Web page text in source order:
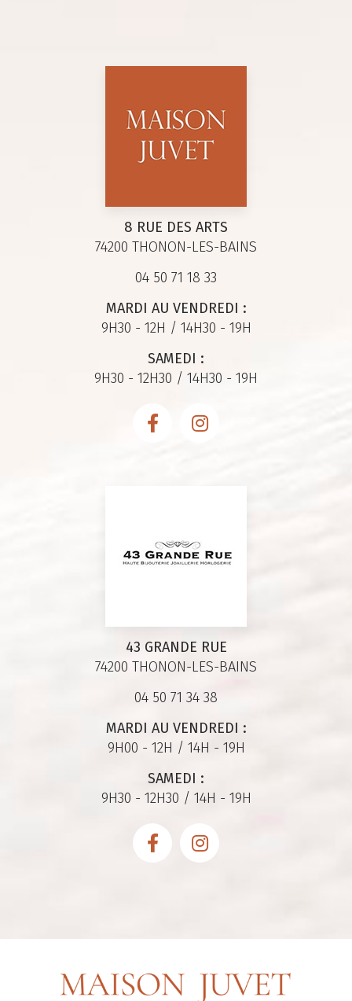
8 RUE DES ARTS
74200 THONON-LES-BAINS
04 50 71 18 33
MARDI AU VENDREDI :
9H30 - 12H / 14H30 - 19H
SAMEDI :
9H30 - 12H30 / 14H30 - 19H
43 GRANDE RUE
74200 THONON-LES-BAINS
04 50 71 34 38
MARDI AU VENDREDI :
9H00 - 12H / 14H - 19H
SAMEDI :
9H30 - 12H30 / 14H - 19H